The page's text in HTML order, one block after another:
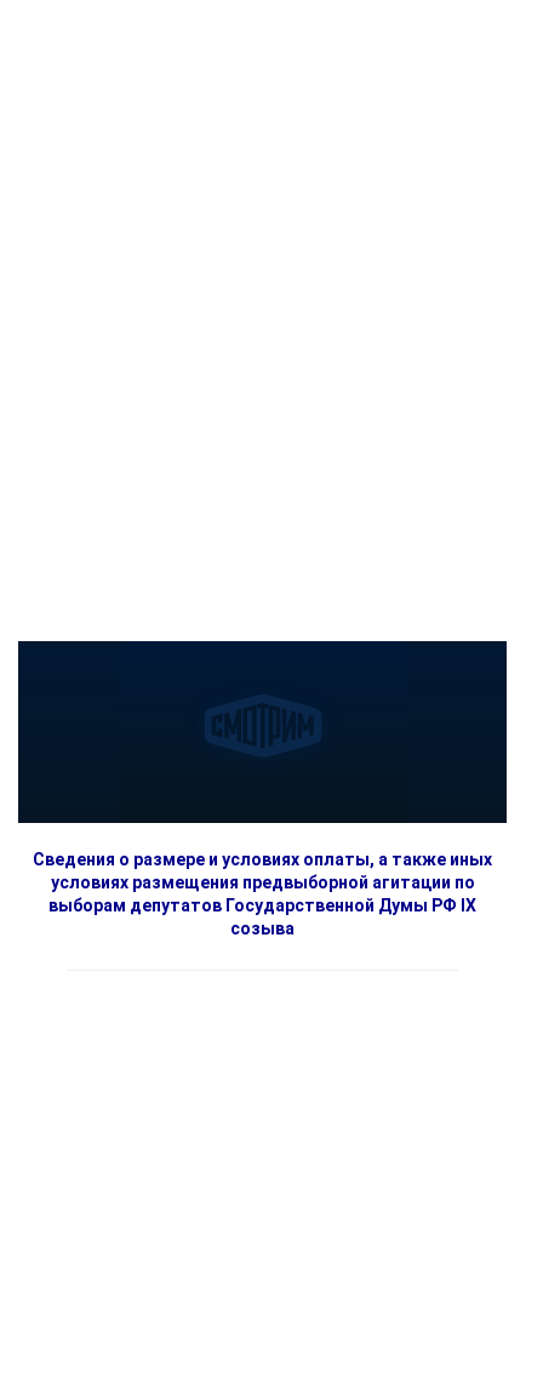
Сведения о размере и условиях оплаты, а также иных
условиях размещения предвыборной агитации по
выборам депутатов Государственной Думы РФ IX
созыва